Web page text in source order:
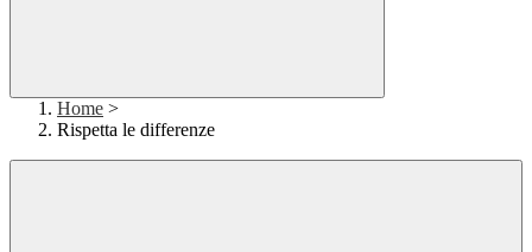
Home >
Rispetta le differenze